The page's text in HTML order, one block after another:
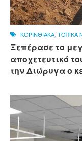
ΚΟΡΙΝΘΙΑΚΑ, ΤΟΠΙΚΑ
Ξεπέρασε το
αποχετευτικό
την Διώρυγα ο